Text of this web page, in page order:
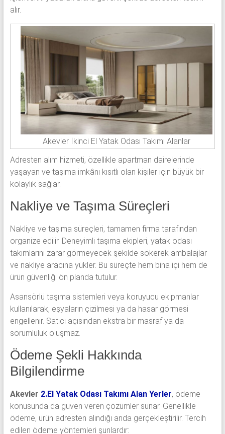
alır.
Akevler İkinci El Yatak Odası Takımı Alanlar
Adresten alım hizmeti, özellikle apartman dairelerinde
yaşayan ve taşıma imkânı kısıtlı olan kişiler için büyük bir
kolaylık sağlar.
Nakliye ve Taşıma Süreçleri
Nakliye ve taşıma süreçleri, tamamen firma tarafından
organize edilir. Deneyimli taşıma ekipleri, yatak odası
takımlarını zarar görmeyecek şekilde sökerek ambalajlar
ve nakliye aracına yükler. Bu süreçte hem bina içi hem de
ürün güvenliği ön planda tutulur.
Asansörlü taşıma sistemleri veya koruyucu ekipmanlar
kullanılarak, eşyaların çizilmesi ya da hasar görmesi
engellenir. Satıcı açısından ekstra bir masraf ya da
sorumluluk oluşmaz.
Ödeme Şekli Hakkında
Bilgilendirme
Akevler 2.El Yatak Odası Takımı Alan Yerler, ödeme
konusunda da güven veren çözümler sunar. Genellikle
ödeme, ürün adresten alındığı anda gerçekleştirilir. Tercih
edilen ödeme yöntemleri şunlardır: